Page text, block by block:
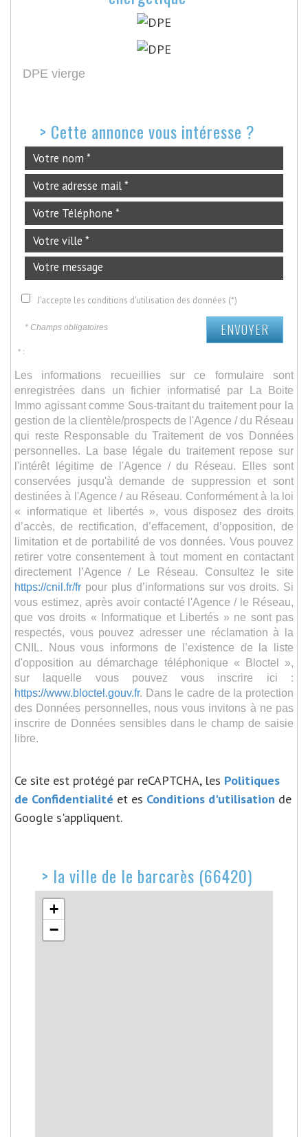
DPE vierge
> Cette annonce vous intéresse ?
J'accepte les conditions d'utilisation des données (*)
* Champs obligatoires ENVOYER
* :
Les informations recueillies sur ce formulaire sont
enregistrées dans un fichier informatisé par La Boite
Immo agissant comme Sous-traitant du traitement pour la
gestion de la clientèle/prospects de l'Agence / du Réseau
qui reste Responsable du Traitement de vos Données
personnelles. La base légale du traitement repose sur
l'intérêt légitime de l'Agence / du Réseau. Elles sont
conservées jusqu'à demande de suppression et sont
destinées à l'Agence / au Réseau. Conformément à la loi
« informatique et libertés », vous disposez des droits
d’accès, de rectification, d’effacement, d’opposition, de
limitation et de portabilité de vos données. Vous pouvez
retirer votre consentement à tout moment en contactant
directement l’Agence / Le Réseau. Consultez le site
https://cnil.fr/fr pour plus d’informations sur vos droits. Si
vous estimez, après avoir contacté l'Agence / le Réseau,
que vos droits « Informatique et Libertés » ne sont pas
respectés, vous pouvez adresser une réclamation à la
CNIL. Nous vous informons de l’existence de la liste
d'opposition au démarchage téléphonique « Bloctel »,
sur laquelle vous pouvez vous inscrire ici :
https://www.bloctel.gouv.fr. Dans le cadre de la protection
des Données personnelles, nous vous invitons à ne pas
inscrire de Données sensibles dans le champ de saisie
libre.
Ce site est protégé par reCAPTCHA, les Politiques
de Confidentialité et es Conditions d'utilisation de
Google s'appliquent.
> la ville de le barcarès (66420)
+
−